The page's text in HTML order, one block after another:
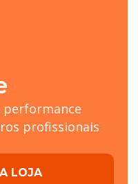
performance
profissionais
LOJA